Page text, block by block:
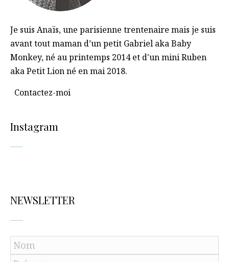
Je suis Anaïs, une parisienne trentenaire mais je suis
avant tout maman d’un petit Gabriel aka Baby
Monkey, né au printemps 2014 et d'un mini Ruben
aka Petit Lion né en mai 2018.
Contactez-moi
Instagram
NEWSLETTER